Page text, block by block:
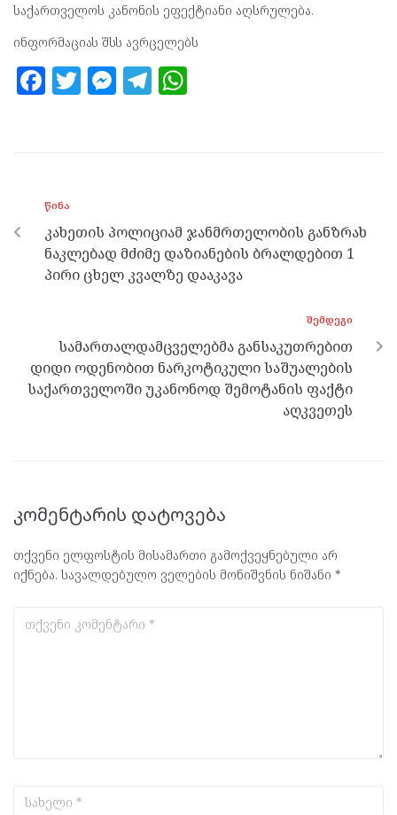
საქართველოს კანონის ეფექტიანი აღსრულება.
ინფორმაციას შსს ავრცელებს
F
o
o
k
T M
er
T
m p
p
ᲬᲘᲜᲐ
კახეთის პოლიციამ ჯანმრთელობის განზრახ
ნაკლებად მძიმე დაზიანების ბრალდებით 1
პირი ცხელ კვალზე დააკავა
ᲨᲔᲛᲓᲔᲒᲘ
სამართალდამცველებმა განსაკუთრებით
დიდი ოდენობით ნარკოტიკული საშუალების
საქართველოში უკანონოდ შემოტანის ფაქტი
აღკვეთეს
კომენტარის დატოვება
თქვენი ელფოსტის მისამართი გამოქვეყნებული არ
იქნება. სავალდებულო ველების მონიშვნის ნიშანი *